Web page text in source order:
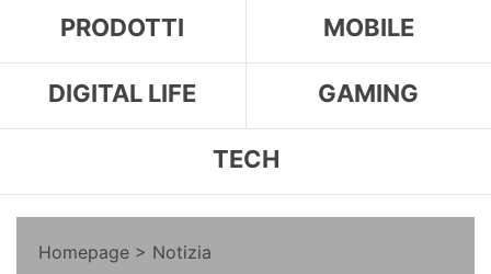
PRODOTTI MOBILE
DIGITAL LIFE GAMING
TECH
Homepage > Notizia